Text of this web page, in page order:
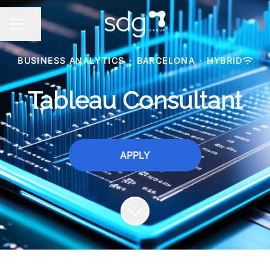
CAREER MENU
Share page
BUSINESS ANALYTICS · BARCELONA · HYBRID
Tableau Consultant
APPLY